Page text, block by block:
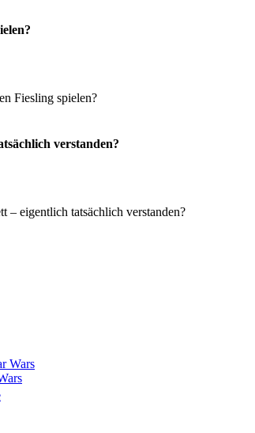
verstanden?